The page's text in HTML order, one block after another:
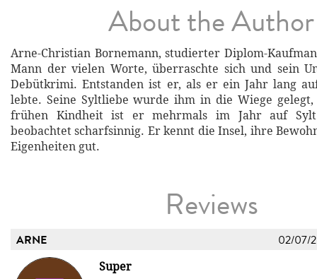
About the Author
Arne-Christian Bornemann, studierter Diplom-
Mann der vielen Worte, überraschte sich und sein
Debütkrimi. Entstanden ist er, als er ein Jahr lang
lebte. Seine Syltliebe wurde ihm in die Wiege gelegt,
frühen Kindheit ist er mehrmals im Jahr auf
beobachtet scharfsinnig. Er kennt die Insel, ihre
Eigenheiten gut.
Reviews
ARNE 02/07/
Super